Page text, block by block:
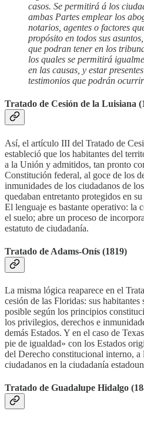
casos. Se permitirá á los
ambas Partes emplear los
notarios, agentes o factores
propósito en todos sus
que podran tener en los
los quales se permitirá
en las causas, y estar
testimonios que podrán
Tratado de Cesión de la Luisiana
Así, el artículo III del Tratado de
estableció que los habitantes del
a la Unión y admitidos, tan pronto
Constitución federal, al goce de los
inmunidades de los ciudadanos de
quedaban entretanto protegidos en
El lenguaje es bastante operativo: la
el suelo; abre un proceso de
estatuto de ciudadanía.
Tratado de Adams-Onís (1819)
La misma lógica reaparece en el
cesión de las Floridas: sus
posible según los principios
los privilegios, derechos e
demás Estados. Y en el caso de
pie de igualdad» con los Estados
del Derecho constitucional interno, a
ciudadanos en la ciudadanía
Tratado de Guadalupe Hidalgo